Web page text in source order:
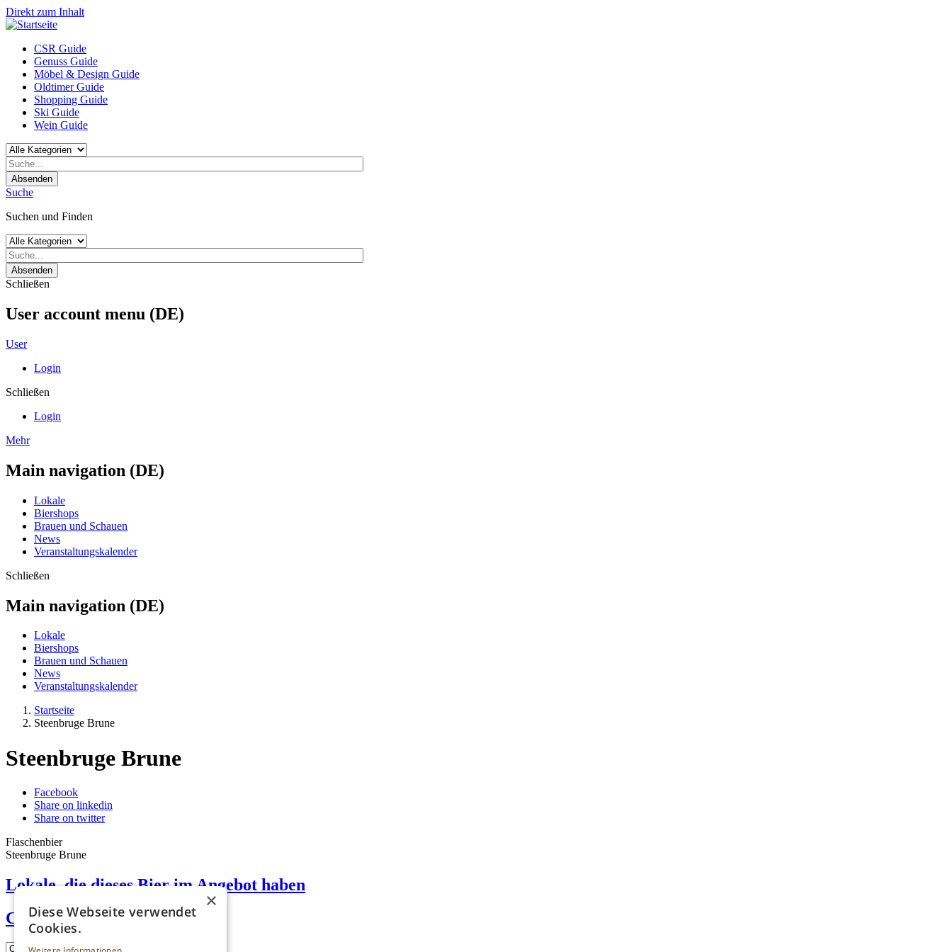
Direkt zum Inhalt
CSR Guide
Genuss Guide
Möbel & Design Guide
Oldtimer Guide
Shopping Guide
Ski Guide
Wein Guide
Absenden
Suche
Suchen und Finden
Absenden
Schließen
User account menu (DE)
User
Login
Schließen
Login
Mehr
Main navigation (DE)
Lokale
Biershops
Brauen und Schauen
News
Veranstaltungskalender
Schließen
Main navigation (DE)
Lokale
Biershops
Brauen und Schauen
News
Veranstaltungskalender
Startseite
Steenbruge Brune
Steenbruge Brune
Facebook
Share on linkedin
Share on twitter
Flaschenbier
Steenbruge Brune
Lokale, die dieses Bier im Angebot haben
Charlie P’s Irish Pub
×
Diese Webseite verwendet
Cookies.